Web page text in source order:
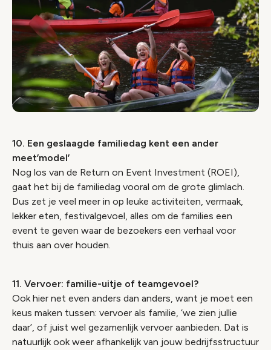
10. Een geslaagde familiedag kent een ander
meet’model’
Nog los van de Return on Event Investment (ROEI),
gaat het bij de familiedag vooral om de grote glimlach.
Dus zet je veel meer in op leuke activiteiten, vermaak,
lekker eten, festivalgevoel, alles om de families een
event te geven waar de bezoekers een verhaal voor
thuis aan over houden.
11. Vervoer: familie-uitje of teamgevoel?
Ook hier net even anders dan anders, want je moet een
keus maken tussen: vervoer als familie, ‘we zien jullie
daar’, of juist wel gezamenlijk vervoer aanbieden. Dat is
natuurlijk ook weer afhankelijk van jouw bedrijfsstructuur